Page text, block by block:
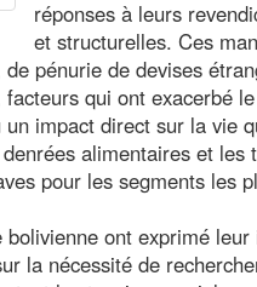
réponses à leurs
et structurelles. Ces
pénurie de devises
qui ont exacerbé
impact direct sur la vie
alimentaires et les
pour les segments les
bolivienne ont exprimé
la nécessité de